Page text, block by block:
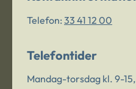
Telefon: 33 41 12 00
Telefontider
Mandag-torsdag kl. 9-